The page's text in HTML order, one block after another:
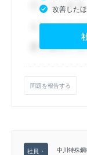
改善した
問題を報告する
中川特殊